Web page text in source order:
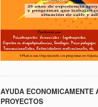
AYUDA ECONOMICAMENTE
PROYECTOS